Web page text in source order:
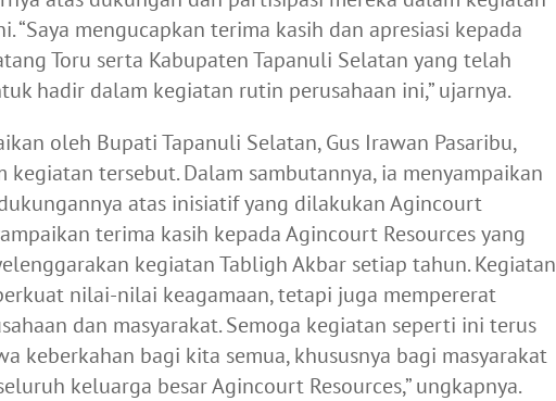
“Saya mengucapkan terima kasih dan apresiasi kepada
Toru serta Kabupaten Tapanuli Selatan yang telah
hadir dalam kegiatan rutin perusahaan ini,” ujarnya.
oleh Bupati Tapanuli Selatan, Gus Irawan Pasaribu,
tersebut. Dalam sambutannya, ia menyampaikan
atas inisiatif yang dilakukan Agincourt
terima kasih kepada Agincourt Resources yang
kegiatan Tabligh Akbar setiap tahun. Kegiatan
nilai-nilai keagamaan, tetapi juga mempererat
dan masyarakat. Semoga kegiatan seperti ini terus
keberkahan bagi kita semua, khususnya bagi masyarakat
keluarga besar Agincourt Resources,” ungkapnya.